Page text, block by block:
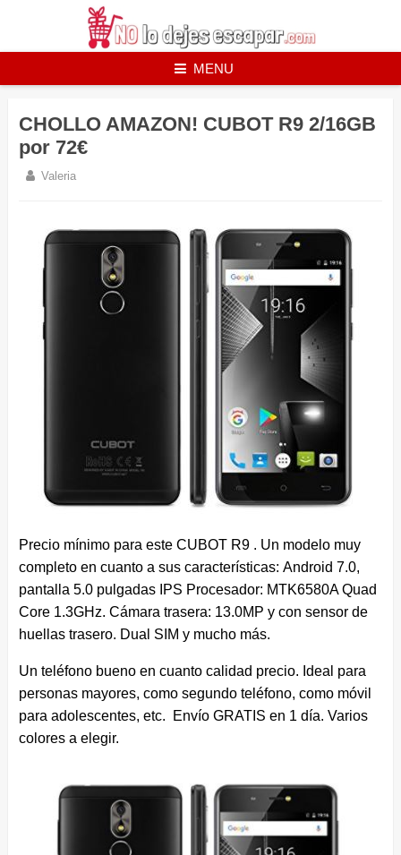
MENU
CHOLLO AMAZON! CUBOT R9 2/16GB
por 72€
Valeria
Precio mínimo para este CUBOT R9 . Un modelo muy
completo en cuanto a sus características: Android 7.0,
pantalla 5.0 pulgadas IPS Procesador: MTK6580A Quad
Core 1.3GHz. Cámara trasera: 13.0MP y con sensor de
huellas trasero. Dual SIM y mucho más.
Un teléfono bueno en cuanto calidad precio. Ideal para
personas mayores, como segundo teléfono, como móvil
para adolescentes, etc. Envío GRATIS en 1 día. Varios
colores a elegir.